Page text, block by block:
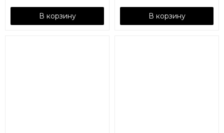
В корзину В корзину